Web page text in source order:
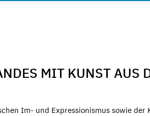
MIT KUNST AUS
Im- und Expressionismus sowie